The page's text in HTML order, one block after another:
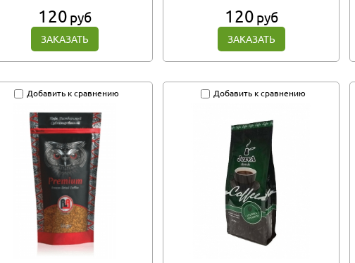
120 руб
ЗАКАЗАТЬ
120 руб
ЗАКАЗАТЬ
Добавить к сравнению Добавить к сравнению